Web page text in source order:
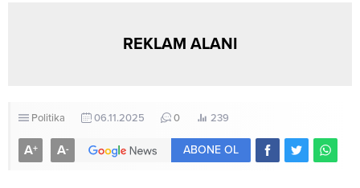
REKLAM ALANI
Politika 06.11.2025 0 239
A+ A- ABONE OL